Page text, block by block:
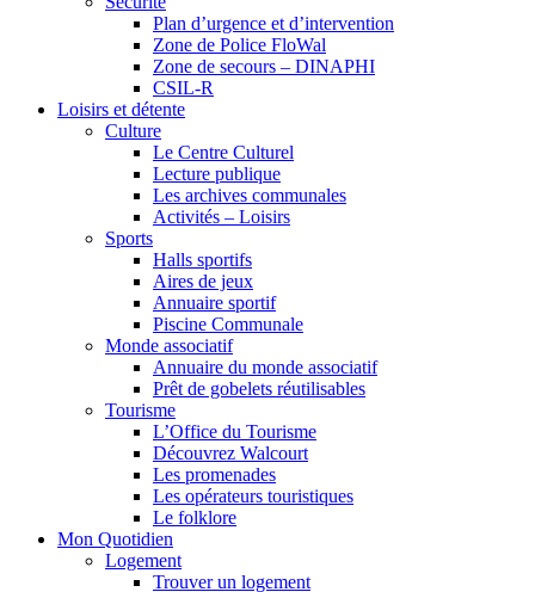
Plan d’urgence et d’intervention
Zone de Police FloWal
Zone de secours – DINAPHI
CSIL-R
Loisirs et détente
Culture
Le Centre Culturel
Lecture publique
Les archives communales
Activités – Loisirs
Sports
Halls sportifs
Aires de jeux
Annuaire sportif
Piscine Communale
Monde associatif
Annuaire du monde associatif
Prêt de gobelets réutilisables
Tourisme
L’Office du Tourisme
Découvrez Walcourt
Les promenades
Les opérateurs touristiques
Le folklore
Mon Quotidien
Logement
Trouver un logement